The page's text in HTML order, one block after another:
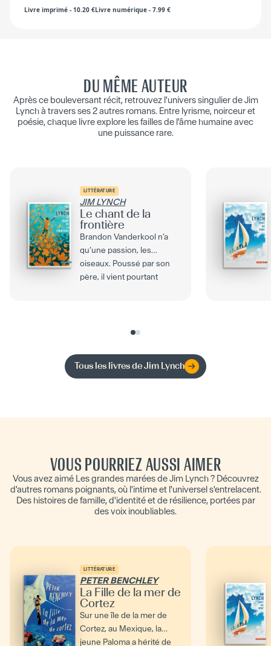
Livre imprimé - 10.20 €Livre numérique - 7.99 €
DU MÊME AUTEUR
Après ce bouleversant récit, retrouvez l'univers singulier de Jim
Lynch à travers ses 2 autres romans. Entre lyrisme, noirceur et
poésie, chaque livre explore les failles de l'âme humaine avec
une puissance rare.
LITTÉRATURE
JIM LYNCH
Le chant de la
frontière
Brandon Vanderkool n’a
qu’une passion, les
oiseaux. Poussé par son
père, il vient pourtant
Tous les livres deJim Lynch
VOUS POURRIEZ AUSSI AIMER
Vous avez aimé Les grandes marées de Jim Lynch ? Découvrez
d'autres romans poignants, où l'intime et l'universel s'entrelacent.
Des histoires de famille, d'identité et de résilience, portées par
des voix inoubliables.
LITTÉRATURE
PETER BENCHLEY
La Fille de la mer de
Cortez
Sur une île de la mer de
Cortez, au Mexique, la
jeune Paloma a hérité de